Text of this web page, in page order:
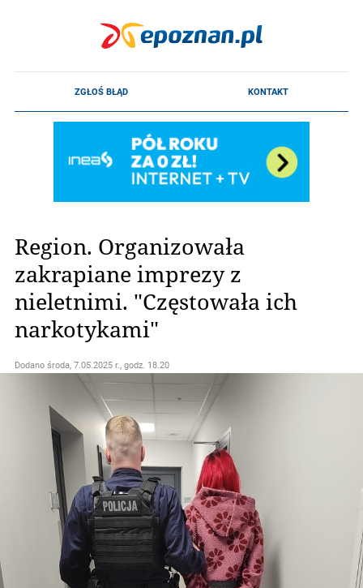
Region. Organizowała
zakrapiane imprezy z
nieletnimi. "Częstowała ich
narkotykami"
Dodano środa, 7.05.2025 r., godz. 18.20